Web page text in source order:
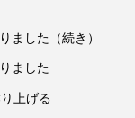
ました（続き）
ました
上げる